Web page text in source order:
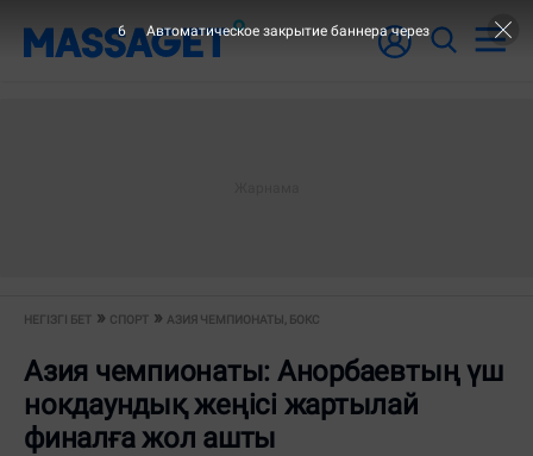
НЕГІЗГІ БЕТ СПОРТ АЗИЯ ЧЕМПИОНАТЫ, БОКС
Азия чемпионаты: Анорбаевтың үш
нокдаундық жеңісі жартылай
финалға жол ашты
6 Автоматическое закрытие баннера через